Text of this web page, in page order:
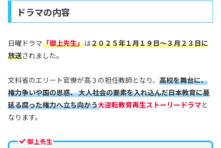
ドラマの内容
日曜ドラマ「御上先生」は２０２５年１月１９日～３月２３日に
放送されました。
文科省のエリート官僚が高３の担任教師となり、 高校を舞台に、
権力争いや国の思惑、 大人社会の要素を入れ込んだ日本教育に蔓
延る腐った権力へ立ち向かう大逆転教育再生ストーリードラマと
なります。
御上先生